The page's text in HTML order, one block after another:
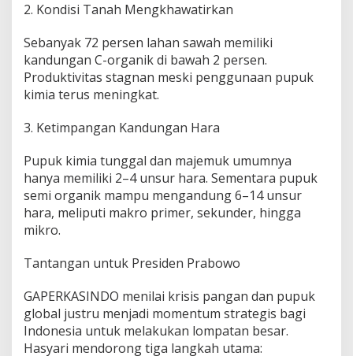
2. Kondisi Tanah Mengkhawatirkan
Sebanyak 72 persen lahan sawah memiliki
kandungan C-organik di bawah 2 persen.
Produktivitas stagnan meski penggunaan pupuk
kimia terus meningkat.
3. Ketimpangan Kandungan Hara
Pupuk kimia tunggal dan majemuk umumnya
hanya memiliki 2–4 unsur hara. Sementara pupuk
semi organik mampu mengandung 6–14 unsur
hara, meliputi makro primer, sekunder, hingga
mikro.
Tantangan untuk Presiden Prabowo
GAPERKASINDO menilai krisis pangan dan pupuk
global justru menjadi momentum strategis bagi
Indonesia untuk melakukan lompatan besar.
Hasyari mendorong tiga langkah utama: